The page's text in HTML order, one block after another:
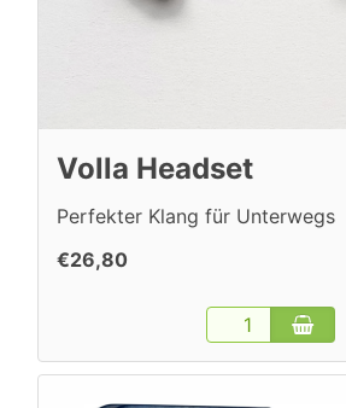
Volla Headset
Perfekter Klang für Unterwegs
€26,80